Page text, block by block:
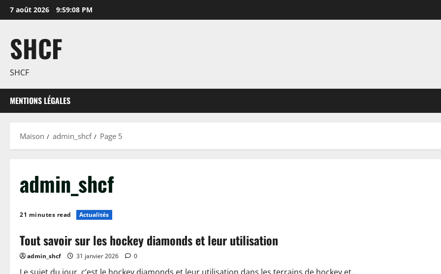
Passer
au
7 août 2026 9:59:09 PM
SHCF
SHCF
MENTIONS LÉGALES
Maison admin_shcf Page 5
admin_shcf
21 minutes read Actualités
Tout savoir sur les hockey diamonds et leur utilisation
admin_shcf 31 janvier 2026 0